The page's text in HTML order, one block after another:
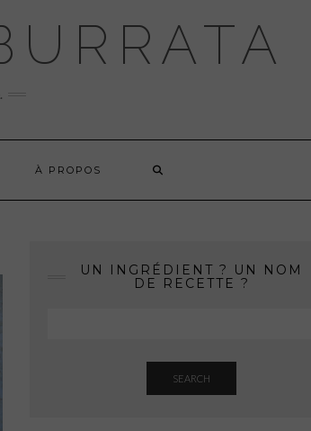
À PROPOS
UN INGRÉDIENT ? UN NOM
DE RECETTE ?
SEARCH